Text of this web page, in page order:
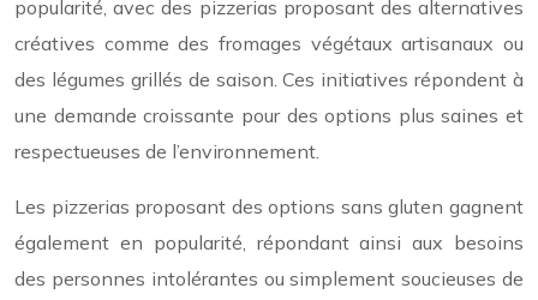
popularité, avec des pizzerias proposant des alternatives
créatives comme des fromages végétaux artisanaux ou
des légumes grillés de saison. Ces initiatives répondent à
une demande croissante pour des options plus saines et
respectueuses de l’environnement.
Les pizzerias proposant des options sans gluten gagnent
également en popularité, répondant ainsi aux besoins
des personnes intolérantes ou simplement soucieuses de